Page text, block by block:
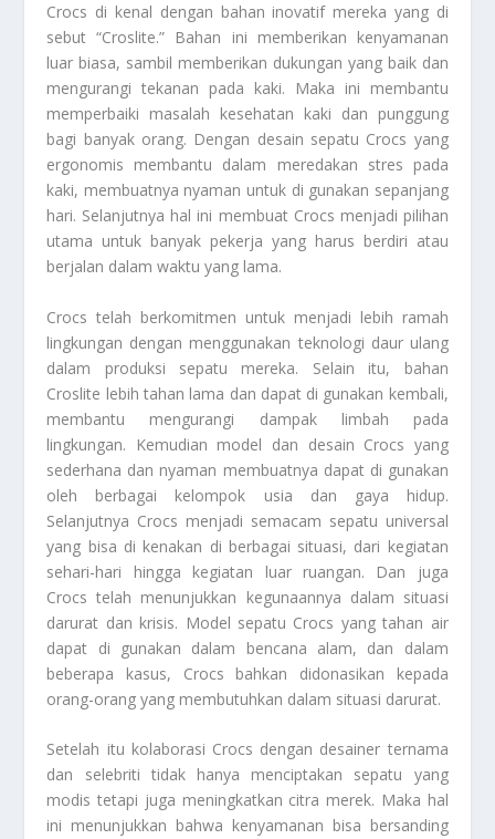
Crocs di kenal dengan bahan inovatif mereka yang di
sebut “Croslite.” Bahan ini memberikan kenyamanan
luar biasa, sambil memberikan dukungan yang baik dan
mengurangi tekanan pada kaki. Maka ini membantu
memperbaiki masalah kesehatan kaki dan punggung
bagi banyak orang. Dengan desain sepatu Crocs yang
ergonomis membantu dalam meredakan stres pada
kaki, membuatnya nyaman untuk di gunakan sepanjang
hari. Selanjutnya hal ini membuat Crocs menjadi pilihan
utama untuk banyak pekerja yang harus berdiri atau
berjalan dalam waktu yang lama.
Crocs telah berkomitmen untuk menjadi lebih ramah
lingkungan dengan menggunakan teknologi daur ulang
dalam produksi sepatu mereka. Selain itu, bahan
Croslite lebih tahan lama dan dapat di gunakan kembali,
membantu mengurangi dampak limbah pada
lingkungan. Kemudian model dan desain Crocs yang
sederhana dan nyaman membuatnya dapat di gunakan
oleh berbagai kelompok usia dan gaya hidup.
Selanjutnya Crocs menjadi semacam sepatu universal
yang bisa di kenakan di berbagai situasi, dari kegiatan
sehari-hari hingga kegiatan luar ruangan. Dan juga
Crocs telah menunjukkan kegunaannya dalam situasi
darurat dan krisis. Model sepatu Crocs yang tahan air
dapat di gunakan dalam bencana alam, dan dalam
beberapa kasus, Crocs bahkan didonasikan kepada
orang-orang yang membutuhkan dalam situasi darurat.
Setelah itu kolaborasi Crocs dengan desainer ternama
dan selebriti tidak hanya menciptakan sepatu yang
modis tetapi juga meningkatkan citra merek. Maka hal
ini menunjukkan bahwa kenyamanan bisa bersanding